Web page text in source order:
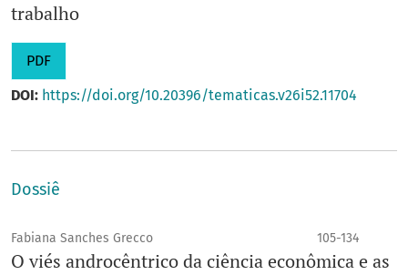
trabalho
PDF
DOI: https://doi.org/10.20396/tematicas.v26i52.11704
Dossiê
Fabiana Sanches Grecco 105-134
O viés androcêntrico da ciência econômica e as